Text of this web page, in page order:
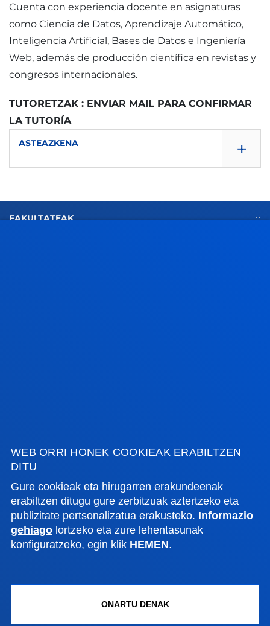
WEB ORRI HONEK COOKIEAK ERABILTZEN
DITU
Gure cookieak eta hirugarren erakundeenak
erabiltzen ditugu gure zerbitzuak aztertzeko eta
publizitate pertsonalizatua erakusteko. Informazio
gehiago lortzeko eta zure lehentasunak
konfiguratzeko, egin klik HEMEN.
ONARTU DENAK
Cuenta con experiencia docente en asignaturas
como Ciencia de Datos, Aprendizaje Automático,
Inteligencia Artificial, Bases de Datos e Ingeniería
Web, además de producción científica en revistas y
congresos internacionales.
TUTORETZAK : ENVIAR MAIL PARA CONFIRMAR
LA TUTORÍA
ASTEAZKENA +
FAKULTATEAK
Ezagutu campusa
+34 943 326 600
Jarri gurekin harremanetan
Gasteizko egoitza
Ezagutu egoitza
Madrilgo egoitza